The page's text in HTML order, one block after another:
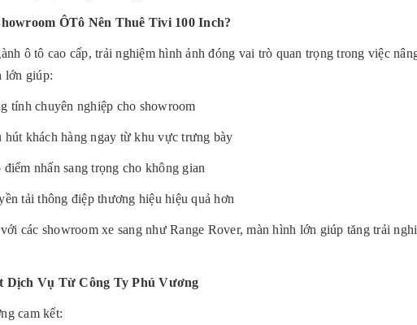
ÔTô Nên Thuê Tivi 100 Inch?
ô tô cao cấp, trải nghiệm hình ảnh đóng vai trò quan trọng trong việc
lớn giúp:
tính chuyên nghiệp cho showroom
hút khách hàng ngay từ khu vực trưng bày
điểm nhấn sang trọng cho không gian
tải thông điệp thương hiệu hiệu quả hơn
các showroom xe sang như Range Rover, màn hình lớn giúp tăng trải
Dịch Vụ Từ Công Ty Phú Vương
cam kết: